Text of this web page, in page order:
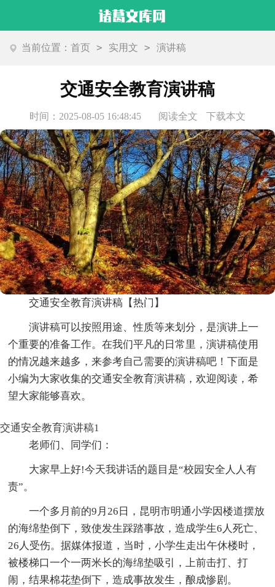
当前位置：首页 > 实用文 > 演讲稿
交通安全教育演讲稿
时间：2025-08-05 16:48:45 阅读全文 下载本文
交通安全教育演讲稿【热门】
演讲稿可以按照用途、性质等来划分，是演讲上一
个重要的准备工作。在我们平凡的日常里，演讲稿使用
的情况越来越多，来参考自己需要的演讲稿吧！下面是
小编为大家收集的交通安全教育演讲稿，欢迎阅读，希
望大家能够喜欢。
交通安全教育演讲稿1
老师们、同学们：
大家早上好!今天我讲话的题目是“校园安全人人有
责”。
一个多月前的9月26日，昆明市明通小学因楼道摆放
的海绵垫倒下，致使发生踩踏事故，造成学生6人死亡、
26人受伤。据媒体报道，当时，小学生走出午休楼时，
被楼梯口一个一两米长的海绵垫吸引，上前击打、打
闹，结果棉花垫倒下，造成事故发生，酿成惨剧。